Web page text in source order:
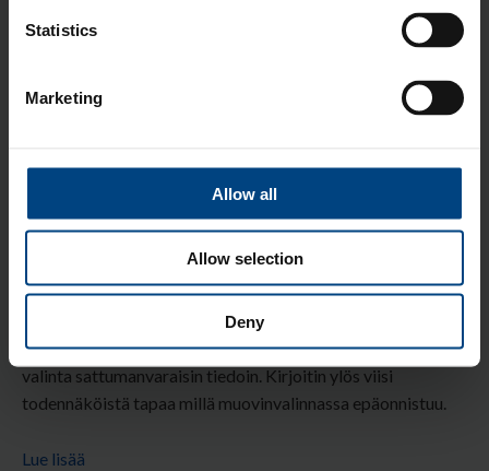
Statistics
Marketing
Allow all
Allow selection
Deny
Oikean muovin valitseminen haluttuun käyttökohteeseen
onnistuu systemaattisen valintaprosessin avulla. Varmin
tapa epäonnistua oikean muovilaadun valitsemisessa, on
olla noudattamatta systemaattista lähestymistapaa ja tehdä
valinta sattumanvaraisin tiedoin. Kirjoitin ylös viisi
todennäköistä tapaa millä muovinvalinnassa epäonnistuu.
Lue lisää